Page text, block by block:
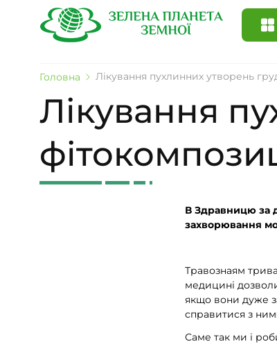
Головна Лікування пухлинних утворень
Лікування
В Здравницю за
захворювання
Травознаям
медицині
якщо вони дуже
справитися з
Саме так ми і